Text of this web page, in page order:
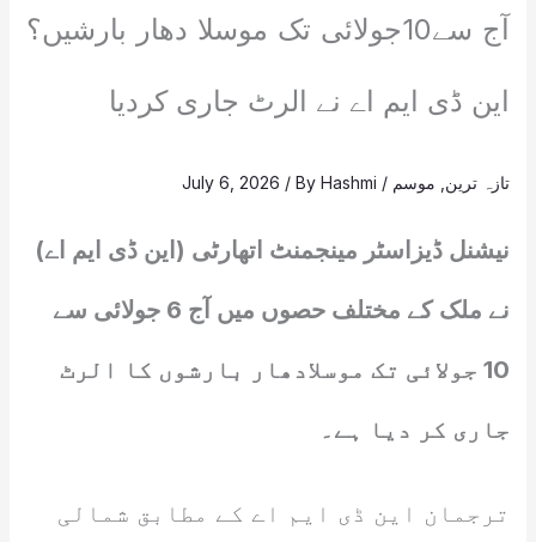
آج سے10جولائی تک موسلا دھار بارشیں؟
این ڈی ایم اے نے الرٹ جاری کردیا
تازہ ترین موسم /
July 6, 2026 / ByHashmi
نیشنل ڈیزاسٹر مینجمنٹ اتھارٹی (این ڈی ایم اے)
نے ملک کے مختلف حصوں میں آج 6 جولائی سے
10 جولائی تک موسلادھار بارشوں کا الرٹ
جاری کر دیا ہے۔
ترجمان این ڈی ایم اے کے مطابق شمالی